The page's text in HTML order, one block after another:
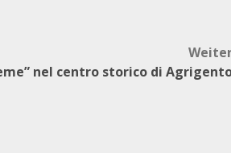
nel centro storico di